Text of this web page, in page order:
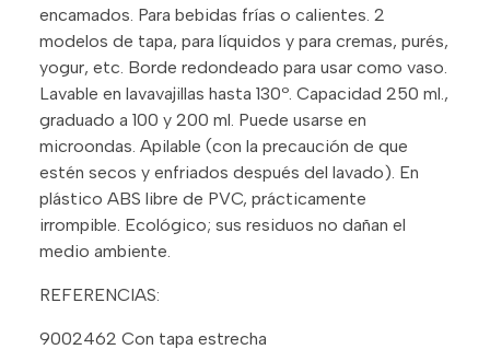
encamados. Para bebidas frías o calientes. 2
modelos de tapa, para líquidos y para cremas, purés,
yogur, etc. Borde redondeado para usar como vaso.
Lavable en lavavajillas hasta 130º. Capacidad 250 ml.,
graduado a 100 y 200 ml. Puede usarse en
microondas. Apilable (con la precaución de que
estén secos y enfriados después del lavado). En
plástico ABS libre de PVC, prácticamente
irrompible. Ecológico; sus residuos no dañan el
medio ambiente.
REFERENCIAS:
9002462 Con tapa estrecha